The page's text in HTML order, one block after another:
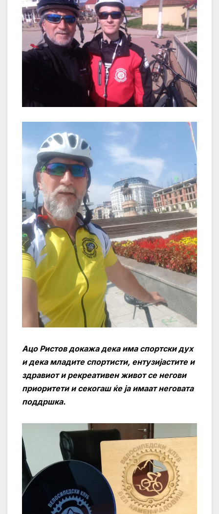
Ацо Ристов докажа дека има спортски дух
и дека младите спортисти, ентузијастите и
здравиот и рекреативен живот се негови
приоритети и секогаш ќе ја имаат неговата
поддршка.